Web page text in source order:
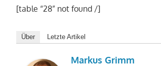
[table “28” not found /]
Über Letzte Artikel
Markus Grimm